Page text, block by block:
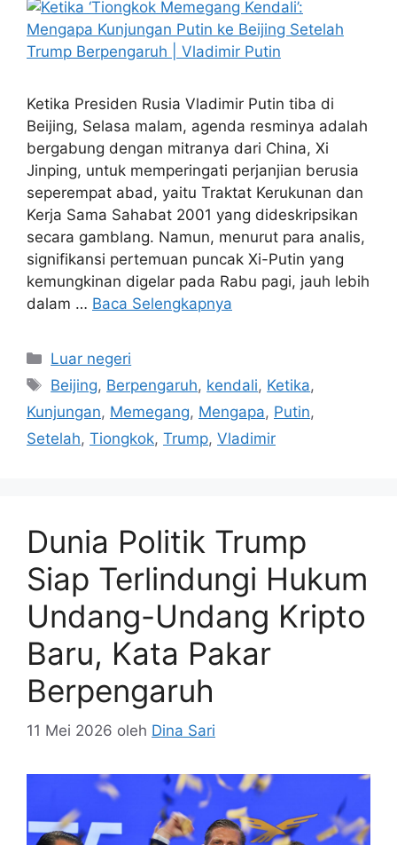
Ketika Presiden Rusia Vladimir Putin tiba di
Beijing, Selasa malam, agenda resminya adalah
bergabung dengan mitranya dari China, Xi
Jinping, untuk memperingati perjanjian berusia
seperempat abad, yaitu Traktat Kerukunan dan
Kerja Sama Sahabat 2001 yang dideskripsikan
secara gamblang. Namun, menurut para analis,
signifikansi pertemuan puncak Xi-Putin yang
kemungkinan digelar pada Rabu pagi, jauh lebih
dalam … Baca Selengkapnya
Kategori
Luar negeri
Tag
Beijing, Berpengaruh, kendali, Ketika,
Kunjungan, Memegang, Mengapa, Putin,
Setelah, Tiongkok, Trump, Vladimir
Dunia Politik Trump
Siap Terlindungi Hukum
Undang-Undang Kripto
Baru, Kata Pakar
Berpengaruh
11 Mei 2026 oleh Dina Sari